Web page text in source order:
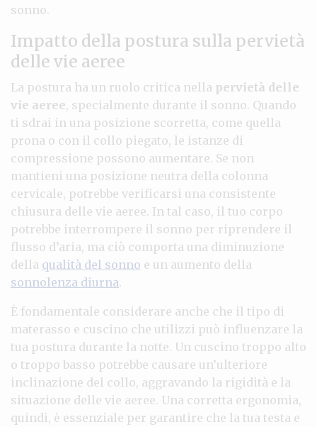
sonno.
Impatto della postura sulla pervietà
delle vie aeree
La postura ha un ruolo critica nella pervietà delle
vie aeree, specialmente durante il sonno. Quando
ti sdrai in una posizione scorretta, come quella
prona o con il collo piegato, le istanze di
compressione possono aumentare. Se non
mantieni una posizione neutra della colonna
cervicale, potrebbe verificarsi una consistente
chiusura delle vie aeree. In tal caso, il tuo corpo
potrebbe interrompere il sonno per riprendere il
flusso d’aria, ma ciò comporta una diminuzione
della qualità del sonno e un aumento della
sonnolenza diurna.
È fondamentale considerare anche che il tipo di
materasso e cuscino che utilizzi può influenzare la
tua postura durante la notte. Un cuscino troppo alto
o troppo basso potrebbe causare un’ulteriore
inclinazione del collo, aggravando la rigidità e la
situazione delle vie aeree. Una corretta ergonomia,
quindi, è essenziale per garantire che la tua testa e